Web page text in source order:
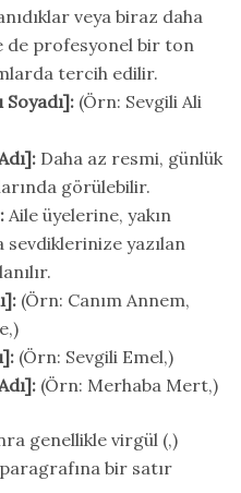
veya biraz daha
de profesyonel bir ton
tercih edilir.
Soyadı]:(Örn: Sevgili Ali
Daha az resmi, günlük
görülebilir.
Aile üyelerine, yakın
sevdiklerinize yazılan
(Örn: Canım Annem,
(Örn: Sevgili Emel,)
(Örn: Merhaba Mert,)
genellikle virgül (,)
bir satır